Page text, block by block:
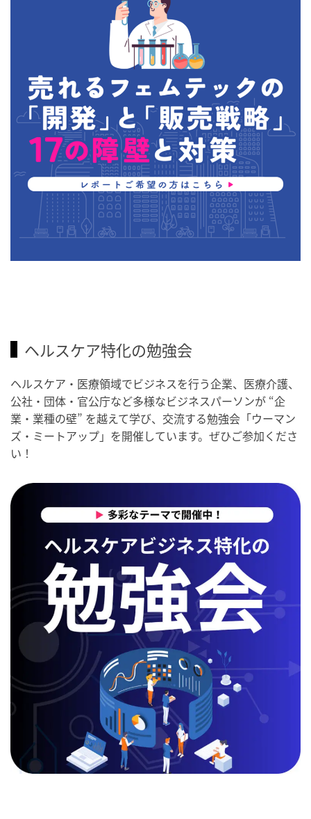
ヘルスケア特化の勉強会
ヘルスケア・医療領域でビジネスを行う企業、医療介護、
公社・団体・官公庁など多様なビジネスパーソンが “企
業・業種の壁” を越えて学び、交流する勉強会「ウーマン
ズ・ミートアップ」を開催しています。ぜひご参加くださ
い！